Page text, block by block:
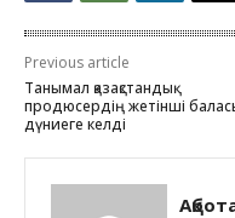
Previous article
Танымал қазақстандық
продюсердің жетінші
дүниеге келді